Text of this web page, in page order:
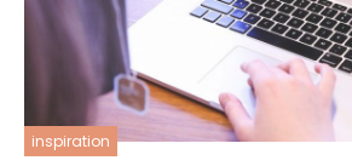
inspiration